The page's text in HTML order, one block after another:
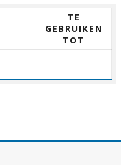
TE
GEBRUIKEN
TOT